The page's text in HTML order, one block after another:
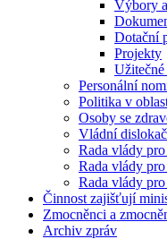
Výbory
Dotační
Projekty
Personální
Politika v
Osoby se
Vládní
Rada vlády
Rada vlády
Rada vlády
Činnost zajišťují
Zmocněnci a
Archiv zpráv